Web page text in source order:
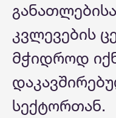
კვლევების
მჭიდროდ
სექტორთან.